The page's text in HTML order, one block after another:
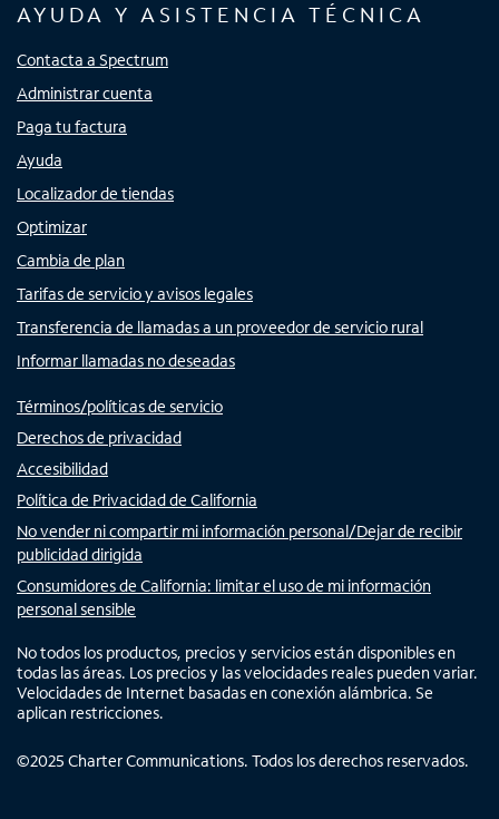
AYUDA Y ASISTENCIA TÉCNICA
Contacta a Spectrum
Administrar cuenta
Paga tu factura
Ayuda
Localizador de tiendas
Optimizar
Cambia de plan
Tarifas de servicio y avisos legales
Transferencia de llamadas a un proveedor de servicio rural
Informar llamadas no deseadas
Términos/políticas de servicio
Derechos de privacidad
Accesibilidad
Política de Privacidad de California
No vender ni compartir mi información personal/Dejar de recibir
publicidad dirigida
Consumidores de California: limitar el uso de mi información
personal sensible
No todos los productos, precios y servicios están disponibles en
todas las áreas. Los precios y las velocidades reales pueden variar.
Velocidades de Internet basadas en conexión alámbrica. Se
aplican restricciones.
©2025 Charter Communications. Todos los derechos reservados.